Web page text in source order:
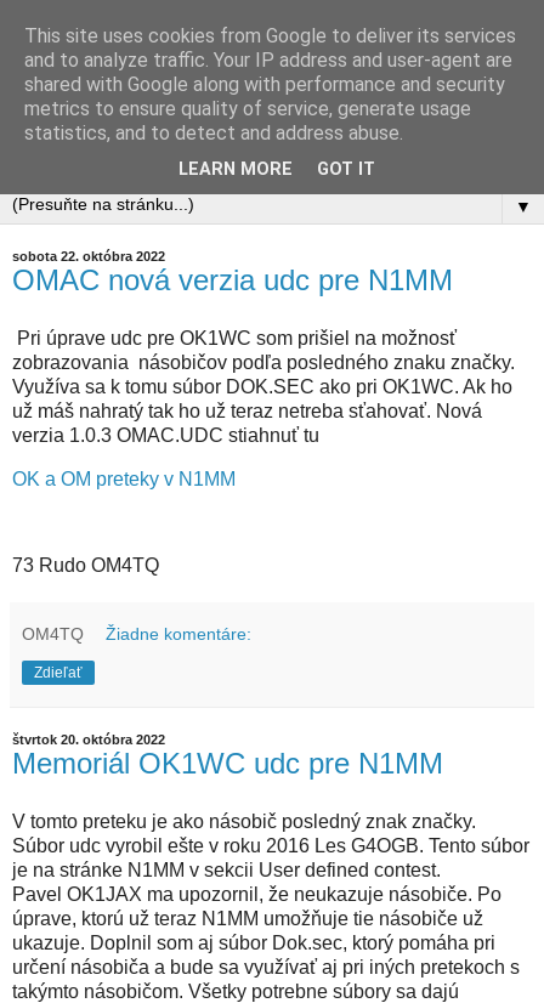
OM4Q - Rádioklub Manín
OM3RRC, OM3ROM, OM3KNS, OM3RDX
QTH: Považská Bystrica, Slovakia
▼
sobota 22. októbra 2022
OMAC nová verzia udc pre N1MM
Pri úprave udc pre OK1WC som prišiel na možnosť
zobrazovania násobičov podľa posledného znaku značky.
Využíva sa k tomu súbor DOK.SEC ako pri OK1WC. Ak ho
už máš nahratý tak ho už teraz netreba sťahovať. Nová
verzia 1.0.3 OMAC.UDC stiahnuť tu
OK a OM preteky v N1MM
73 Rudo OM4TQ
OM4TQ Žiadne komentáre:
Zdieľať
štvrtok 20. októbra 2022
Memoriál OK1WC udc pre N1MM
V tomto preteku je ako násobič posledný znak značky.
Súbor udc vyrobil ešte v roku 2016 Les G4OGB. Tento súbor
je na stránke N1MM v sekcii User defined contest.
Pavel OK1JAX ma upozornil, že neukazuje násobiče. Po
úprave, ktorú už teraz N1MM umožňuje tie násobiče už
ukazuje. Doplnil som aj súbor Dok.sec, ktorý pomáha pri
určení násobiča a bude sa využívať aj pri iných pretekoch s
takýmto násobičom. Všetky potrebne súbory sa dajú
This site uses cookies from Google to deliver its services
and to analyze traffic. Your IP address and user-agent are
shared with Google along with performance and security
metrics to ensure quality of service, generate usage
statistics, and to detect and address abuse.
LEARN MORE GOT IT